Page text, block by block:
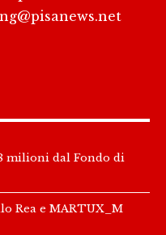
milioni dal Fondo di
Rea e MARTUX_M